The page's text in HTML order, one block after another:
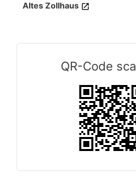
Altes Zollhaus
QR-Code